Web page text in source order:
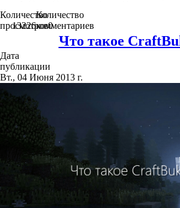
Количество
просмотров
13226
Количество
комментариев
0
Что такое
Дата
публикации
Вт., 04 Июня 2013 г.